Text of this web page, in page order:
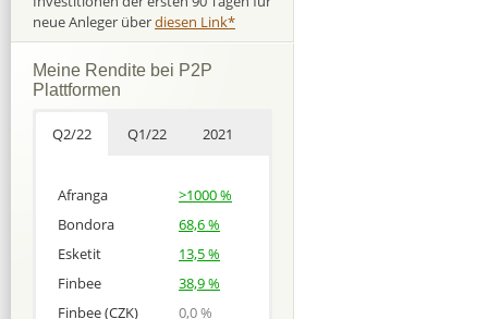
neue Anleger überdiesen Link*
Meine Rendite bei P2P
Plattformen
Q2/22 Q1/22 2021
Afranga
>1000 %
Bondora
68,6 %
Esketit
13,5 %
Finbee
38,9 %
Finbee (CZK)
0,0 %